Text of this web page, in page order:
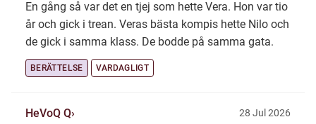
En gång så var det en tjej som hette Vera. Hon var tio
år och gick i trean. Veras bästa kompis hette Nilo och
de gick i samma klass. De bodde på samma gata.
BERÄTTELSE VARDAGLIGT
HeVoQ Q 28 Jul 2026